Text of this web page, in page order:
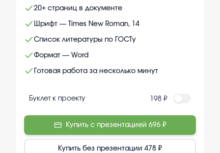
20+ страниц в документе
Шрифт — Times New Roman, 14
Список литературы по ГОСТу
Формат — Word
Готовая работа за несколько минут
Буклет к проекту 198 ₽
Купить с презентацией 696 ₽
Купить без презентации 478 ₽